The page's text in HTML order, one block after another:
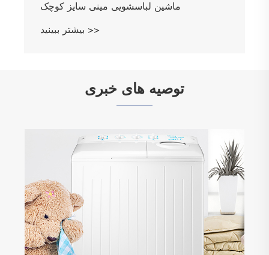
ماشین لباسشویی مینی سایز کوچک
بیشتر ببینید >>
توصیه های خبری